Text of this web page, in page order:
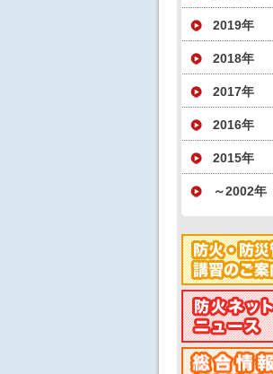
2019年
2018年
2017年
2016年
2015年
～2002年